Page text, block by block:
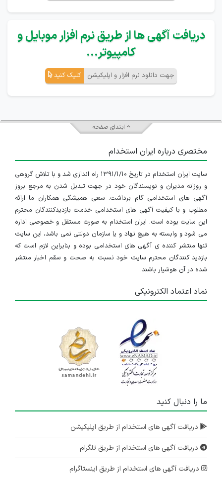
دریافت آگهی ها از طریق نرم افزار موبایل و
کامپیوتر...
جهت دانلود نرم افزار و اپلیکیشن کلیک کنید
ابتدای صفحه
مختصری درباره ایران استخدام
سایت ایران استخدام در تاریخ ۱۳۹۱/۱/۱۰ راه اندازی شد و با تلاش گروهی
و روزانه مدیران و نویسندگان خود در جهت تبدیل شدن به مرجع بروز
آگهی های استخدامی گام برداشت. سعی همیشگی همکاران ما ارائه
مطلوب و با کیفیت آگهی های استخدامی خدمت بازدیدکنندگان محترم
این سایت بوده است. ایران استخدام به صورت مستقل و خصوصی اداره
می شود و وابسته به هیچ نهاد و یا سازمان دولتی نمی باشد، این سایت
تنها منتشر کننده ی آگهی های استخدامی بوده و بنابراین لازم است که
بازدید کنندگان محترم سایت خود نسبت به صحت و سقم اخبار منتشر
شده در آن هوشیار باشند.
نماد اعتماد الکترونیکی
ما را دنبال کنید
دریافت آگهی های استخدام از طریق اپلیکیشن
دریافت آگهی های استخدام از طریق تلگرام
دریافت آگهی های استخدام از طریق اینستاگرام